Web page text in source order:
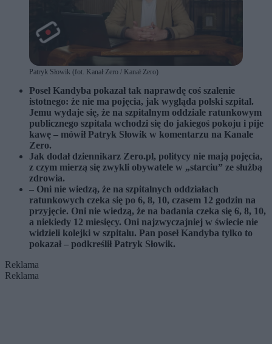
Patryk Słowik (fot. Kanał Zero / Kanał Zero)
Poseł Kandyba pokazał tak naprawdę coś szalenie
istotnego: że nie ma pojęcia, jak wygląda polski szpital.
Jemu wydaje się, że na szpitalnym oddziale ratunkowym
publicznego szpitala wchodzi się do jakiegoś pokoju i pije
kawę – mówił Patryk Słowik w komentarzu na Kanale
Zero.
Jak dodał dziennikarz Zero.pl, politycy nie mają pojęcia,
z czym mierzą się zwykli obywatele w „starciu” ze służbą
zdrowia.
– Oni nie wiedzą, że na szpitalnych oddziałach
ratunkowych czeka się po 6, 8, 10, czasem 12 godzin na
przyjęcie. Oni nie wiedzą, że na badania czeka się 6, 8, 10,
a niekiedy 12 miesięcy. Oni najzwyczajniej w świecie nie
widzieli kolejki w szpitalu. Pan poseł Kandyba tylko to
pokazał – podkreślił Patryk Słowik.
Reklama
Reklama